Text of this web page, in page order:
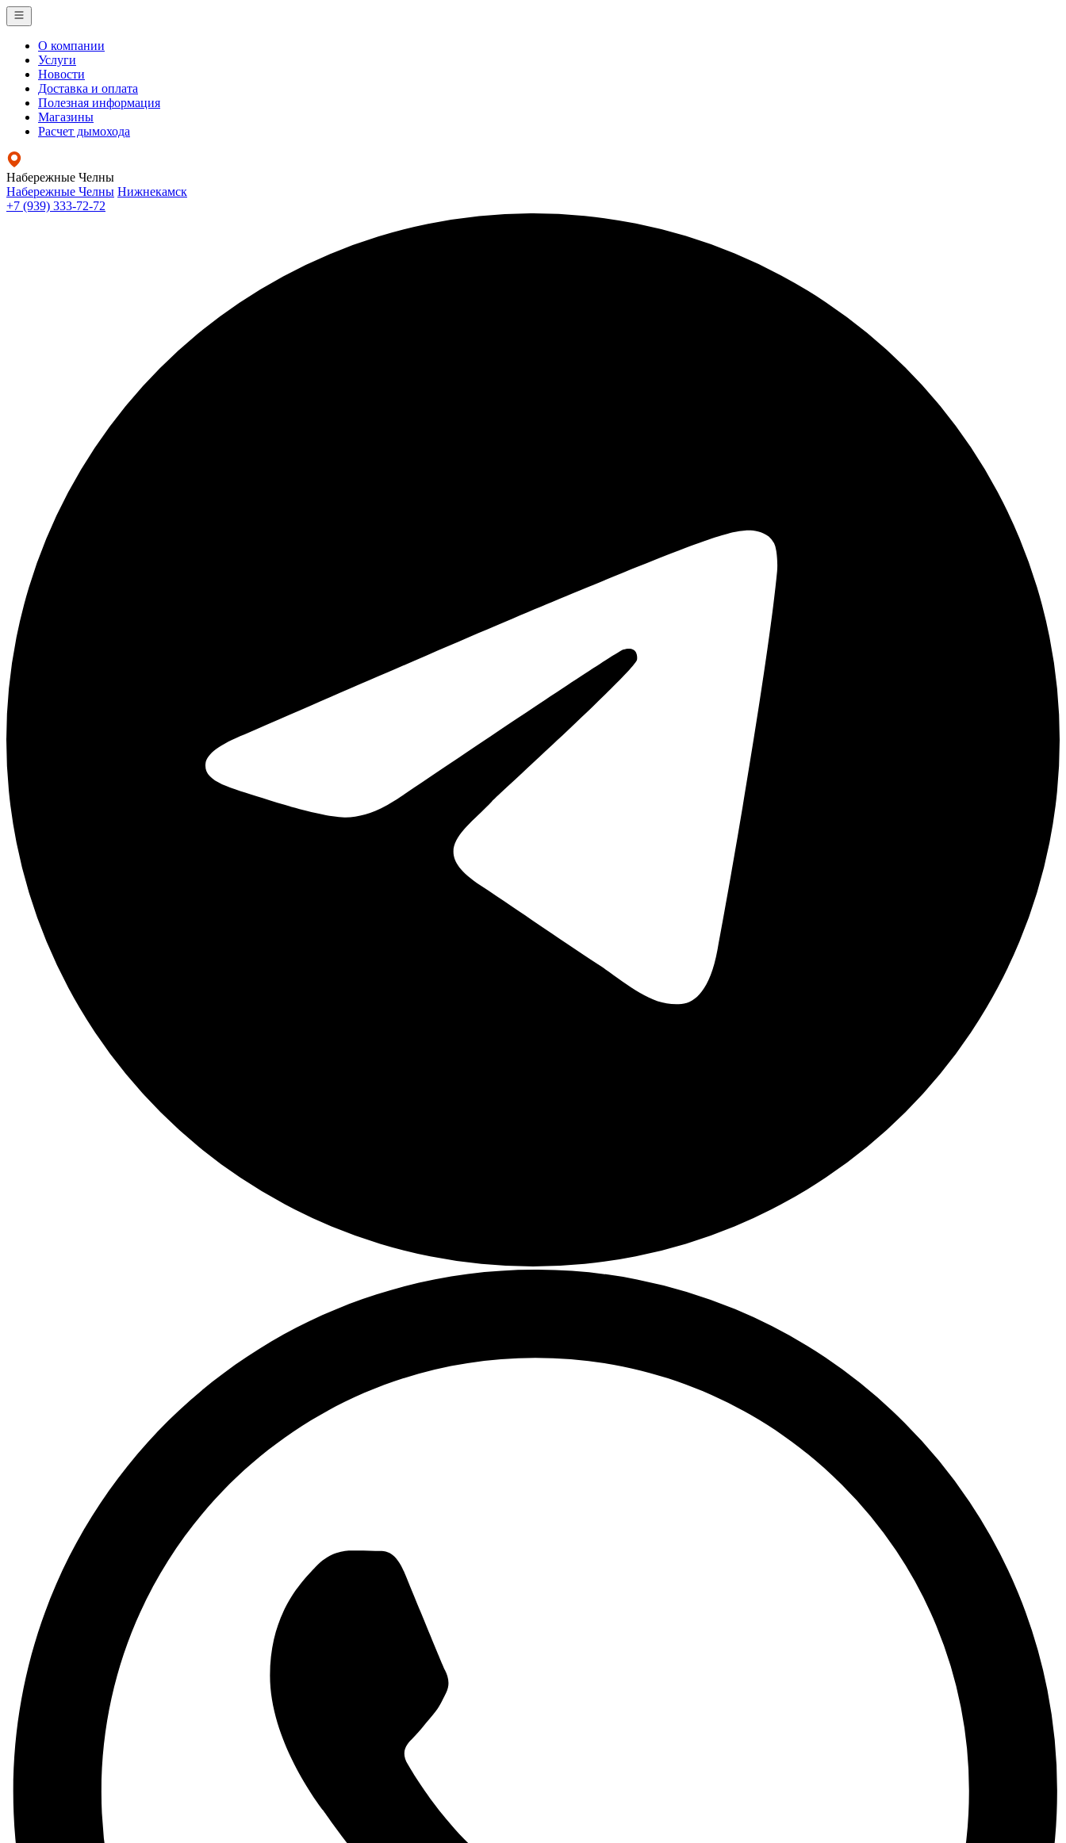
О компании
Услуги
Новости
Доставка и оплата
Полезная информация
Магазины
Расчет дымохода
Набережные Челны
Набережные Челны Нижнекамск
+7 (939) 333-72-72